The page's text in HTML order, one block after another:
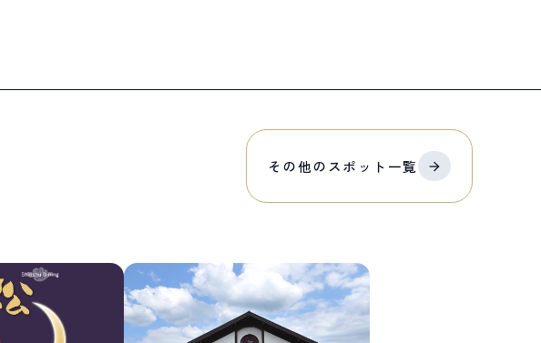
その他のスポット 一覧